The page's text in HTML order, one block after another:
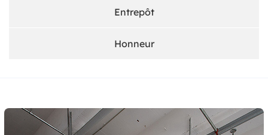
Entrepôt
Honneur